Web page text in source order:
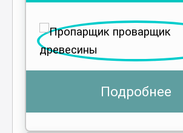
Подробнее